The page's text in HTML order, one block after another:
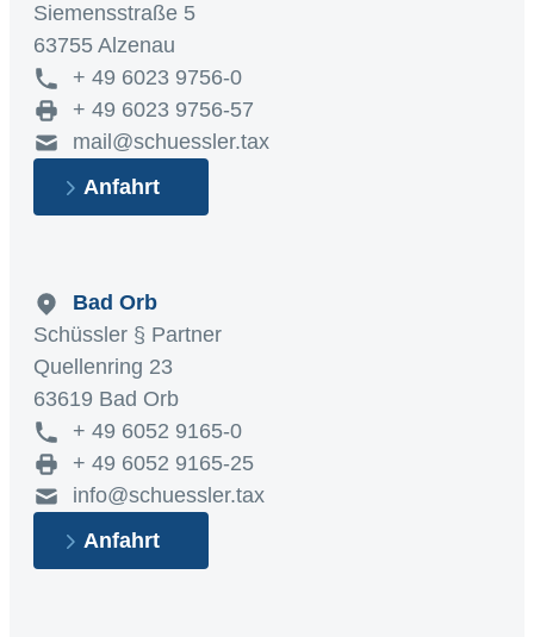
Siemensstraße 5
63755 Alzenau
+ 49 6023 9756-0
+ 49 6023 9756-57
mail@schuessler.tax
Anfahrt
Bad Orb
Schüssler § Partner
Quellenring 23
63619 Bad Orb
+ 49 6052 9165-0
+ 49 6052 9165-25
info@schuessler.tax
Anfahrt